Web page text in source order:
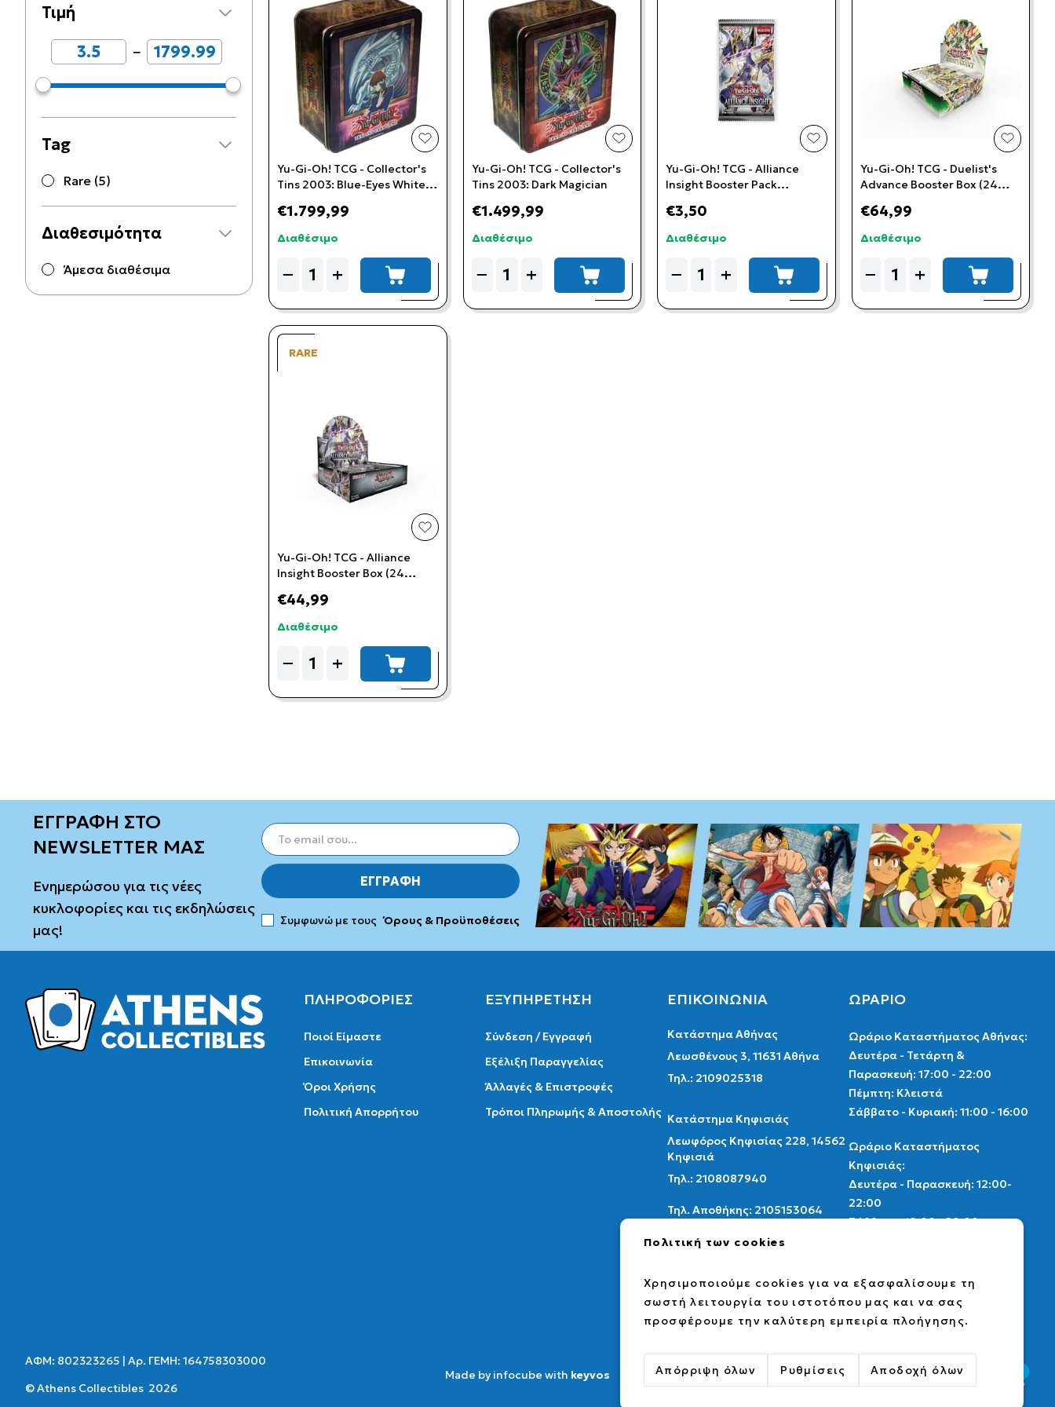
Τιμή
−
Tag
Rare (5)
Διαθεσιμότητα
Άμεσα διαθέσιμα
add to wishlist
Yu-Gi-Oh! TCG - Collector's
Tins 2003: Blue-Eyes White
€1.799,99
Διαθέσιμο
−
Quantity + add to cart
add to wishlist
Yu-Gi-Oh! TCG - Collector's
Tins 2003: Dark Magician
€1.499,99
Διαθέσιμο
−
Quantity + add to cart
add to wishlist
Yu-Gi-Oh! TCG - Alliance
Insight Booster Pack
€3,50
Διαθέσιμο
−
Quantity + add to cart
add to
Yu-Gi-Oh! TCG - Duelist's
Advance Booster Box (24
Version)
€64,99
Διαθέσιμο
−
Quantity + add to cart
RARE
add to wishlist
Yu-Gi-Oh! TCG - Alliance
Insight Booster Box (24
€44,99
Διαθέσιμο
−
Quantity + add to cart
ΕΓΓΡΑΦΗ ΣΤΟ
NEWSLETTER ΜΑΣ
Ενημερώσου για τις νέες
κυκλοφορίες και τις εκδηλώσεις
μας!
ΕΓΓΡΑΦΗ
Συμφωνώ με τους Όρους & Προϋποθέσεις
ΠΛΗΡΟΦΟΡΙΕΣ
Ποιοί Είμαστε
Επικοινωνία
Όροι Χρήσης
Πολιτική Απορρήτου
ΕΞΥΠΗΡΕΤΗΣΗ
Σύνδεση / Εγγραφή
Εξέλιξη Παραγγελίας
Άλλαγές & Επιστροφές
Τρόποι Πληρωμής & Αποστολής
ΕΠΙΚΟΙΝΩΝΙΑ
Κατάστημα Αθήνας
Λεωσθένους 3, 11631 Αθήνα
Τηλ.: 2109025318
Κατάστημα Κηφισιάς
Λεωφόρος Κηφισίας 228, 14562
Κηφισιά
Τηλ.: 2108087940
Τηλ. Αποθήκης: 2105153064
info@athenscollectibles.gr
facebookinstagramcard market
ΩΡΑΡΙΟ
Ωράριο Καταστήματος Αθήνας:
Δευτέρα - Τετάρτη &
Παρασκευή: 17:00 - 22:00
Πέμπτη: Κλειστά
Σάββατο - Κυριακή: 11:00 - 16:00
Ωράριο Καταστήματος
Κηφισιάς:
Δευτέρα - Παρασκευή: 12:00-
22:00
Σάββατο: 10:00 - 20:00
Ωράριο αποθήκης
Δευτέρα - Παρασκευή: 9:00 -
17:00
ΑΦΜ: 802323265 | Αρ. ΓΕΜΗ: 164758303000
© Athens Collectibles 2026
Made by infocube with keyvos
Πολιτική των cookies
Χρησιμοποιούμε cookies για να εξασφαλίσουμε τη
σωστή λειτουργία του ιστοτόπου μας και να σας
προσφέρουμε την καλύτερη εμπειρία πλοήγησης.
Απόρριψη όλων Ρυθμίσεις Αποδοχή όλων